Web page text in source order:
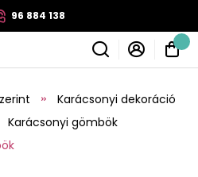
96 884 138
Karácsonyi dekoráció
Karácsonyi gömbök